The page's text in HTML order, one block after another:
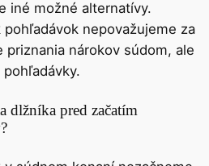
iné možné alternatívy.
nepovažujeme za
priznania nárokov súdom, ale
dlžníka pred začatím